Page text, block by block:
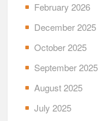
February 2026
December 2025
October 2025
September 2025
August 2025
July 2025